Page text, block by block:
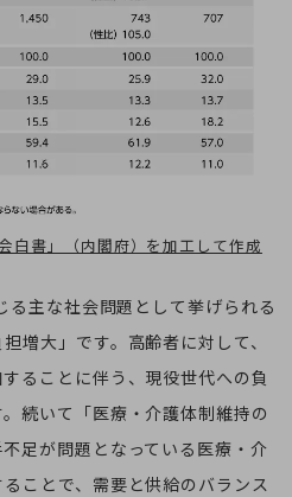
紹介
白書」（内閣府）を加工して作成
る主な社会問題として挙げられる
増大」です。高齢者に対して、
ることに伴う、現役世代への負
続いて「医療・介護体制維持の
足が問題となっている医療・介
ことで、需要と供給のバランス